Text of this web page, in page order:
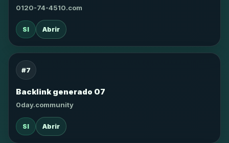
0120-74-4510.com
SI Abrir
#7
Backlink generado 07
0day.community
SI Abrir